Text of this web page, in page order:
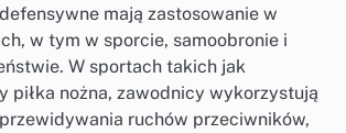
mają zastosowanie w
w tym w sporcie, samoobronie i
W sportach takich jak
piłka nożna, zawodnicy wykorzystują
ruchów przeciwników,